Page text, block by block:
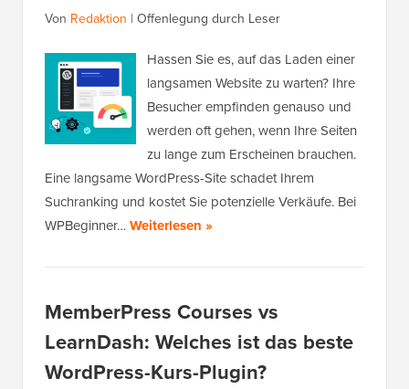
Von Redaktion | Offenlegung durch Leser
Hassen Sie es, auf das Laden einer
langsamen Website zu warten? Ihre
Besucher empfinden genauso und
werden oft gehen, wenn Ihre Seiten
zu lange zum Erscheinen brauchen.
Eine langsame WordPress-Site schadet Ihrem
Suchranking und kostet Sie potenzielle Verkäufe. Bei
WPBeginner…Weiterlesen »
MemberPress Courses vs
LearnDash: Welches ist das beste
WordPress-Kurs-Plugin?